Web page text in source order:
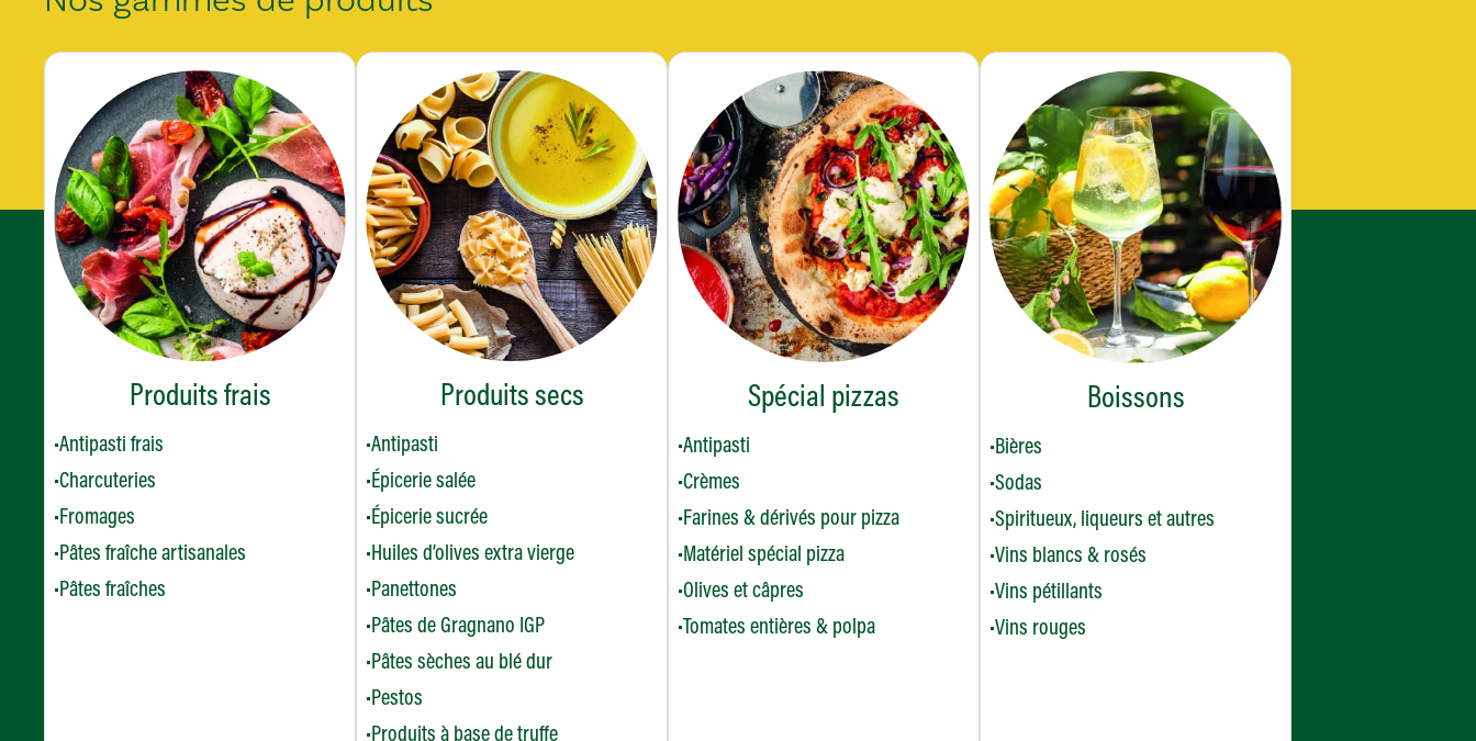
Produits frais
Antipasti frais
Charcuteries
Fromages
Pâtes fraîche artisanales
Pâtes fraîches
Produits secs
Antipasti
Épicerie salée
Épicerie sucrée
Huiles d’olives extra vierge
Panettones
Pâtes de Gragnano IGP
Pâtes sèches au blé dur
Pestos
Produits à base de truffe
Spécial pizzas
Antipasti
Crèmes
Farines & dérivés pour pizza
Matériel spécial pizza
Olives et câpres
Tomates entières & polpa
Boissons
Bières
Sodas
Spiritueux, liqueurs et autres
Vins blancs & rosés
Vins pétillants
Vins rouges